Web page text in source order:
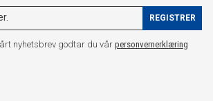
nyhetsbrev godtar du vår personvernerklæring